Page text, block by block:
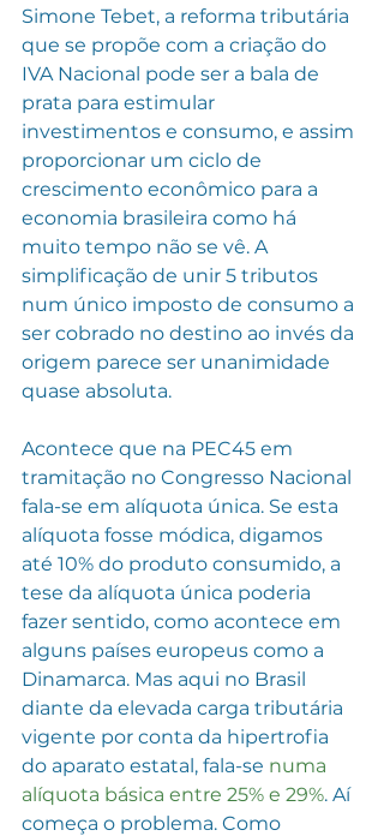
Simone Tebet, a reforma tributária
que se propõe com a criação do
IVA Nacional pode ser a bala de
prata para estimular
investimentos e consumo, e assim
proporcionar um ciclo de
crescimento econômico para a
economia brasileira como há
muito tempo não se vê. A
simplificação de unir 5 tributos
num único imposto de consumo a
ser cobrado no destino ao invés da
origem parece ser unanimidade
quase absoluta.
Acontece que na PEC45 em
tramitação no Congresso Nacional
fala-se em alíquota única. Se esta
alíquota fosse módica, digamos
até 10% do produto consumido, a
tese da alíquota única poderia
fazer sentido, como acontece em
alguns países europeus como a
Dinamarca. Mas aqui no Brasil
diante da elevada carga tributária
vigente por conta da hipertrofia
do aparato estatal, fala-se numa
alíquota básica entre 25% e 29%. Aí
começa o problema. Como